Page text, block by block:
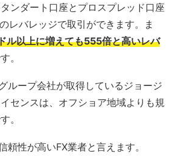
ンダート口座とプロスプレッド口座
レバレッジで取引ができます。ま
ル以上に増えても555倍と高いレバ
。
ループ会社が取得しているジョージ
センスは、オフショア地域よりも規
。
頼性が高いFX業者と言えます。